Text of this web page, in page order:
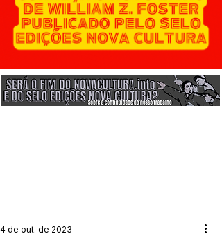
4 de out. de 2023